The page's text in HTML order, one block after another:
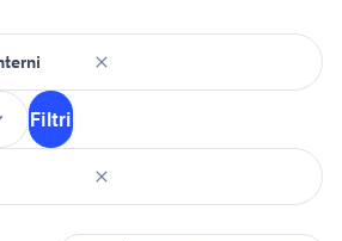
Filtri